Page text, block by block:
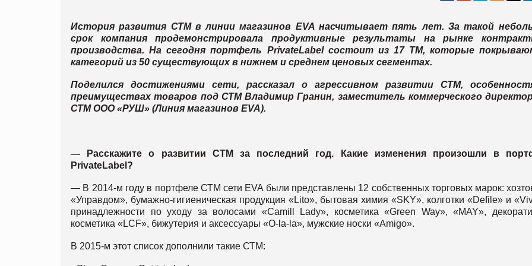
История развития СТМ в линии магазинов ЕVA насчитывает пять лет. За такой
срок компания продемонстрировала продуктивные результаты на рынке
производства. На сегодня портфель PrivateLabel состоит из 17 ТМ, которые
категорий из 50 существующих в нижнем и среднем ценовых сегментах.
Поделился достижениями сети, рассказал о агрессивном развитии СТМ,
преимуществах товаров под СТМ Владимир Гранин, заместитель коммерческого
СТМ ООО «РУШ» (Линия магазинов EVA).
— Расскажите о развитии СТМ за последний год. Какие изменения произошли в
PrivateLabel?
— В 2014-м году в портфеле СТМ сети EVA были представлены 12 собственных торговых марок:
«Управдом», бумажно-гигиеническая продукция «Lito», бытовая химия «SKY», колготки «Defile» и
принадлежности по уходу за волосами «Camill Lady», косметика «Green Way», «MAY»,
косметика «LCF», бижутерия и аксессуары «O-la-la», мужские носки «Amigo».
В 2015-м этот список дополнили такие СТМ: